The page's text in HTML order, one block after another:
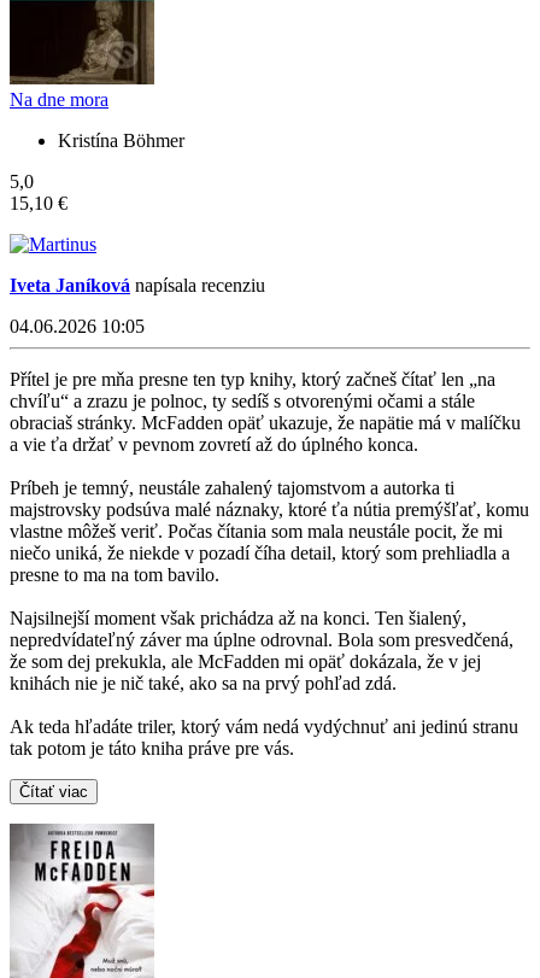
Na dne mora
Kristína Böhmer
5,0
15,10 €
Iveta Janíková napísala recenziu
04.06.2026 10:05
Přítel je pre mňa presne ten typ knihy, ktorý začneš čítať len „na
chvíľu“ a zrazu je polnoc, ty sedíš s otvorenými očami a stále
obraciaš stránky. McFadden opäť ukazuje, že napätie má v malíčku
a vie ťa držať v pevnom zovretí až do úplného konca.
Príbeh je temný, neustále zahalený tajomstvom a autorka ti
majstrovsky podsúva malé náznaky, ktoré ťa nútia premýšľať, komu
vlastne môžeš veriť. Počas čítania som mala neustále pocit, že mi
niečo uniká, že niekde v pozadí číha detail, ktorý som prehliadla a
presne to ma na tom bavilo.
Najsilnejší moment však prichádza až na konci. Ten šialený,
nepredvídateľný záver ma úplne odrovnal. Bola som presvedčená,
že som dej prekukla, ale McFadden mi opäť dokázala, že v jej
knihách nie je nič také, ako sa na prvý pohľad zdá.
Ak teda hľadáte triler, ktorý vám nedá vydýchnuť ani jedinú stranu
tak potom je táto kniha práve pre vás.
Čítať viac